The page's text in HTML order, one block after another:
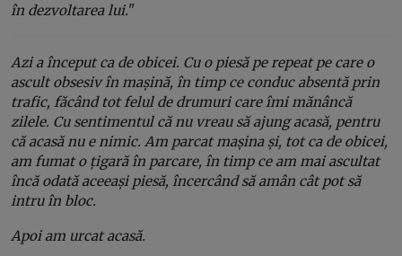
în dezvoltarea lui."
Azi a început ca de obicei. Cu o piesă pe repeat pe care o
ascult obsesiv în mașină, în timp ce conduc absentă prin
trafic, făcând tot felul de drumuri care îmi mănâncă
zilele. Cu sentimentul că nu vreau să ajung acasă, pentru
că acasă nu e nimic. Am parcat mașina și, tot ca de obicei,
am fumat o țigară în parcare, în timp ce am mai ascultat
încă odată aceeași piesă, încercând să amân cât pot să
intru în bloc.
Apoi am urcat acasă.